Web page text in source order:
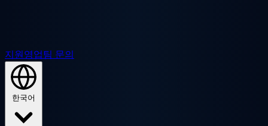
지원영업팀 문의
한국어